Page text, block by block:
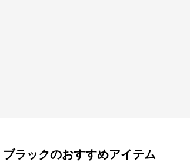
ブラックのおすすめアイテム